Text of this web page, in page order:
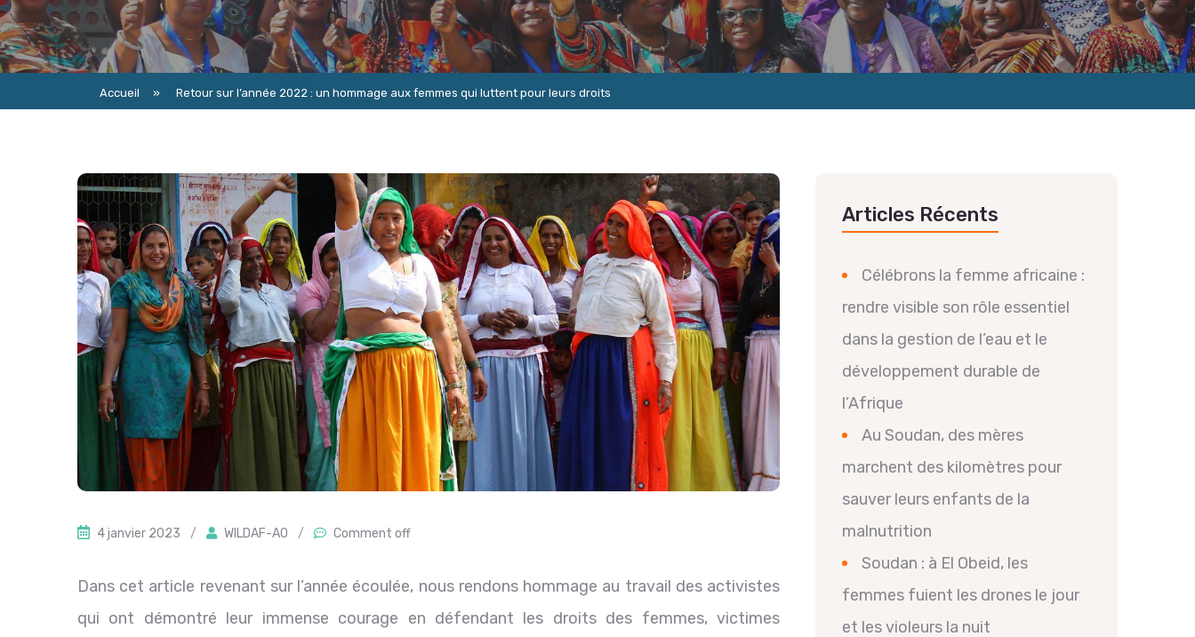
Accueil » Retour sur l’année 2022 : un hommage aux femmes qui luttent pour leurs droits
4 janvier 2023 / WILDAF-AO / Comment off
Dans cet article revenant sur l’année écoulée, nous rendons hommage au travail des activistes
qui ont démontré leur immense courage en défendant les droits des femmes, victimes
Articles Récents
Célébrons la femme africaine :
rendre visible son rôle essentiel
dans la gestion de l’eau et le
développement durable de
l’Afrique
Au Soudan, des mères
marchent des kilomètres pour
sauver leurs enfants de la
malnutrition
Soudan : à El Obeid, les
femmes fuient les drones le jour
et les violeurs la nuit